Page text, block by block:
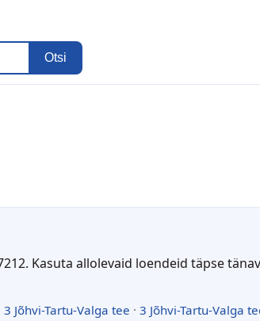
Otsi
Kasuta allolevaid loendeid täpse
3 Jõhvi-Tartu-Valga tee · 3 Jõhvi-Tartu-Valga